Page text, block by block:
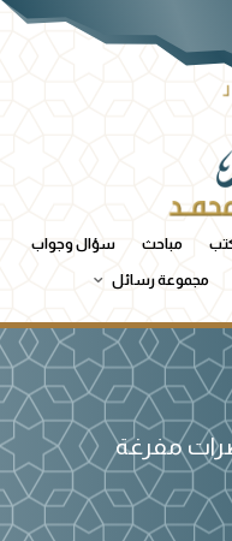
مباحث سؤال وجواب
مجموعة رسائل
مفرغة